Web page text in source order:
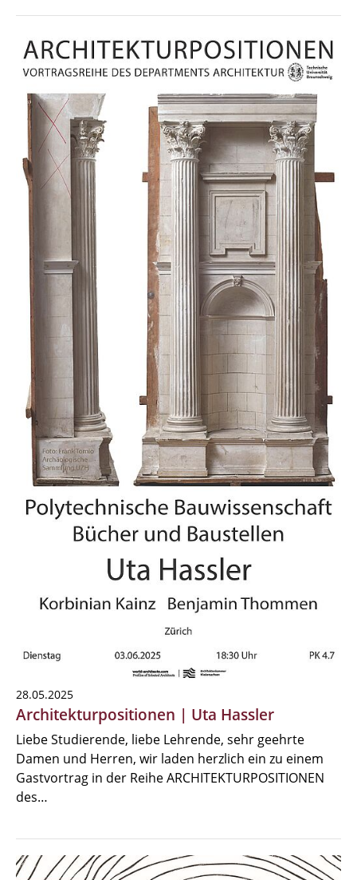
28.05.2025
Architekturpositionen | Uta Hassler
Liebe Studierende, liebe Lehrende, sehr geehrte
Damen und Herren, wir laden herzlich ein zu einem
Gastvortrag in der Reihe ARCHITEKTURPOSITIONEN
des…